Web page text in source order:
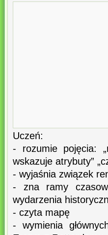
Uczeń:
- rozumie pojęcia:
wskazuje atrybuty”
- wyjaśnia związek
- zna ramy
wydarzenia
- czyta mapę
- wymienia